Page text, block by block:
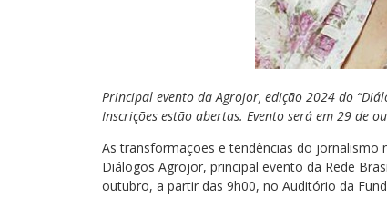
Principal evento da Agrojor, edição 2024 do
Inscrições estão abertas. Evento será em 29 de
As transformações e tendências do jornalismo
Diálogos Agrojor, principal evento da Rede
outubro, a partir das 9h00, no Auditório da